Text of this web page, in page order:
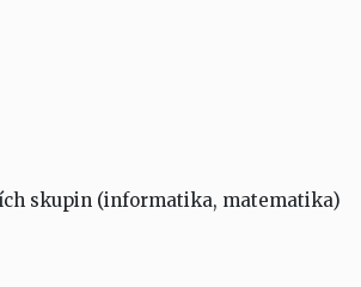
skupin (informatika, matematika)